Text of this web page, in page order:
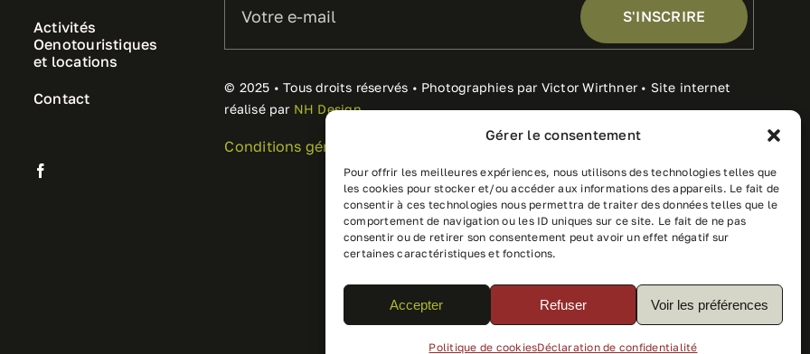
Gérer le consentement
Pour offrir les meilleures expériences, nous utilisons des technologies telles que
les cookies pour stocker et/ou accéder aux informations des appareils. Le fait de
consentir à ces technologies nous permettra de traiter des données telles que le
comportement de navigation ou les ID uniques sur ce site. Le fait de ne pas
consentir ou de retirer son consentement peut avoir un effet négatif sur
certaines caractéristiques et fonctions.
Accepter Refuser Voir les préférences
Politique de cookiesDéclaration de confidentialité
Activités
Oenotouristiques
et locations
Contact
S'INSCRIRE
© 2025 • Tous droits réservés • Photographies par Victor Wirthner • Site internet
réalisé par NH Design
Conditions générales de ventes